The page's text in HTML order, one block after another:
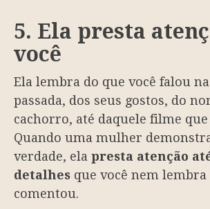
5. Ela presta
você
Ela lembra do que você falou
passada, dos seus gostos, do
cachorro, até daquele filme
Quando uma mulher
verdade, ela presta atenção
detalhes que você nem lembra
comentou.